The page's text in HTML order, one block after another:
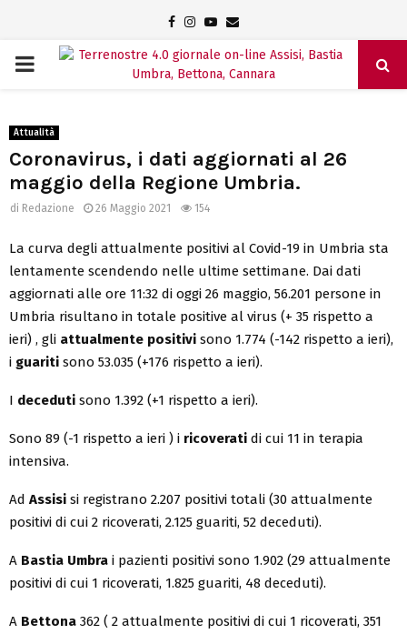
Facebook
Instagram
Youtube
Email
PRIMARY
Attualità
Coronavirus, i dati aggiornati al 26
maggio della Regione Umbria.
di Redazione 26 Maggio 2021 154
La curva degli attualmente positivi al Covid-19 in Umbria sta
lentamente scendendo nelle ultime settimane. Dai dati
aggiornati alle ore 11:32 di oggi 26 maggio, 56.201 persone in
Umbria risultano in totale positive al virus (+ 35 rispetto a
ieri) , gli attualmente positivi sono 1.774 (-142 rispetto a ieri),
i guariti sono 53.035 (+176 rispetto a ieri).
I deceduti sono 1.392 (+1 rispetto a ieri).
Sono 89 (-1 rispetto a ieri ) i ricoverati di cui 11 in terapia
intensiva.
Ad Assisi si registrano 2.207 positivi totali (30 attualmente
positivi di cui 2 ricoverati, 2.125 guariti, 52 deceduti).
A Bastia Umbra i pazienti positivi sono 1.902 (29 attualmente
positivi di cui 1 ricoverati, 1.825 guariti, 48 deceduti).
A Bettona 362 ( 2 attualmente positivi di cui 1 ricoverati, 351